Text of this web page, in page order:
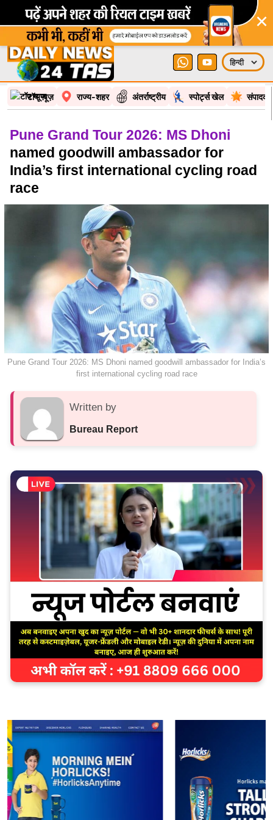
×
टॉप न्यूज़ राज्य-शहर अंतर्राष्ट्रीय स्पोर्ट्स खेल
Pune Grand Tour 2026: MS Dhoni
named goodwill ambassador for
India’s first international cycling road
race
Pune Grand Tour 2026: MS Dhoni named goodwill ambassador for India’s
first international cycling road race
Written by
Bureau Report